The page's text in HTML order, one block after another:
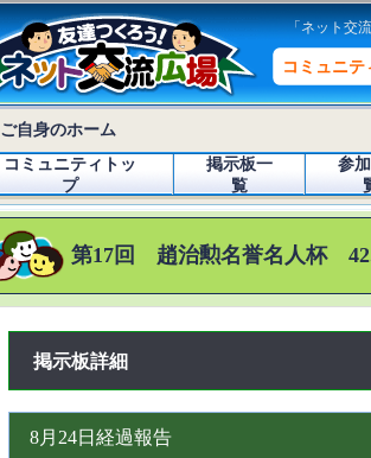
「ネット交
コミュニテ
ご自身のホーム
コミュニティトッ
プ
掲示板一
覧
参
第17回 趙治勲名誉名人杯
掲示板詳細
8月24日経過報告